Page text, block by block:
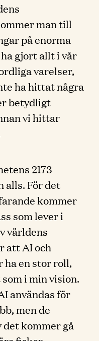
man till
på enorma
gjort allt i vår
varelser,
ha hittat några
betydligt
vi hittar
2173
alls. För det
kommer
som lever i
världens
att AI och
en stor roll,
i min vision.
användas för
men de
det kommer gå